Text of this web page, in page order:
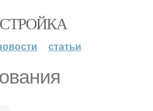
статьи